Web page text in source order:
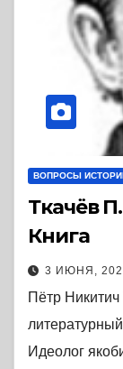
ВОПРОСЫ
Ткачёв
Книга
3 ИЮНЯ,
Пётр Никитич
Идеолог